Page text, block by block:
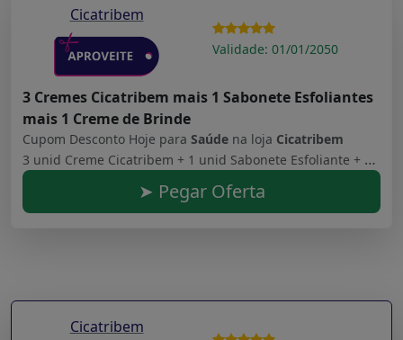
Cicatribem
Validade: 01/01/2050
3 Cremes Cicatribem mais 1 Sabonete Esfoliantes
mais 1 Creme de Brinde
Cupom Desconto Hoje para Saúde na loja Cicatribem
3 unid Creme Cicatribem + 1 unid Sabonete Esfoliante + 1uni Creme Brinde
➤ Pegar Oferta
Cicatribem